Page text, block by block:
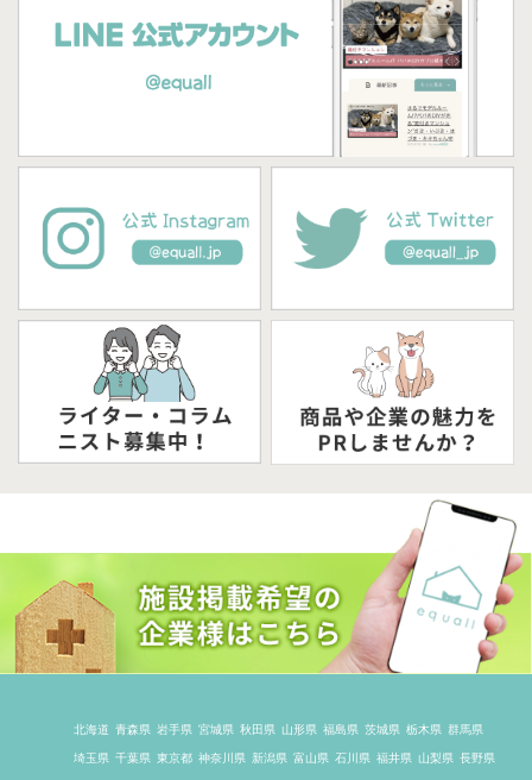
北海道 青森県 岩手県 宮城県 秋田県 山形県 福島県 茨城県 栃木県 群馬県
埼玉県 千葉県 東京都 神奈川県 新潟県 富山県 石川県 福井県 山梨県 長野県